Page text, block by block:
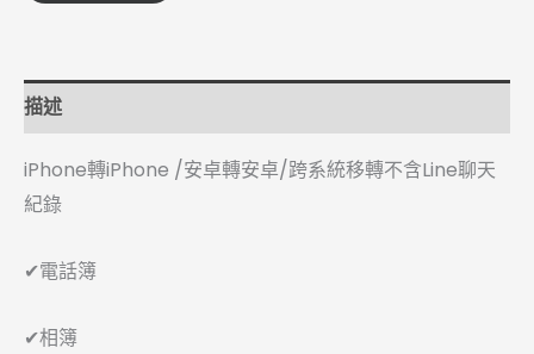
描述
iPhone轉iPhone /安卓轉安卓/跨系統移轉不含Line聊天
紀錄
✔電話簿
✔相簿